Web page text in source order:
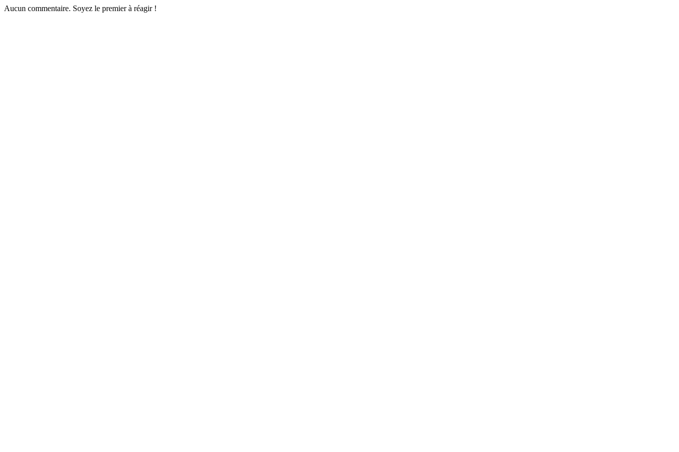
Aucun commentaire. Soyez le premier à réagir !